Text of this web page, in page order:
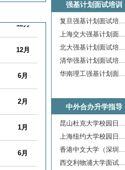
12月
6月
2月
1月
6月
强基计划面试培训
复旦强基计划面试培...
上海交大强基计划面...
北大强基计划面试培...
清华强基计划面试培...
华南理工强基计划面...
中外合办升学指导
昆山杜克大学校园日...
上海纽约大学校园日...
香港中文大学（深圳...
西交利物浦大学面试...